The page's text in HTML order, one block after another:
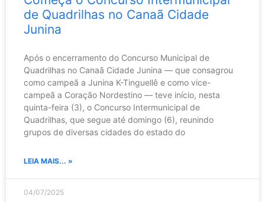
de Quadrilhas no Canaã Cidade
Junina
Após o encerramento do Concurso Municipal de
Quadrilhas no Canaã Cidade Junina — que consagrou
como campeã a Junina K-Tinguellê e como vice-
campeã a Coração Nordestino — teve início, nesta
quinta-feira (3), o Concurso Intermunicipal de
Quadrilhas, que segue até domingo (6), reunindo
grupos de diversas cidades do estado do
LEIA MAIS... »
04/07/2025